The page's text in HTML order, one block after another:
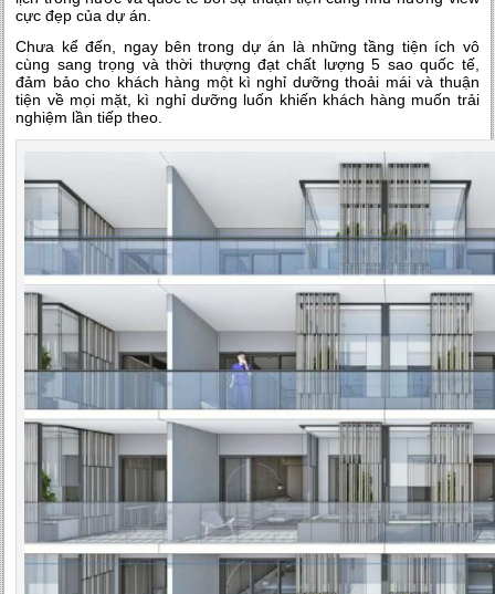
cực đẹp của dự án.
Chưa kể đến, ngay bên trong dự án là những tầng tiện ích vô
cùng sang trọng và thời thượng đạt chất lượng 5 sao quốc tế,
đảm bảo cho khách hàng một kì nghỉ dưỡng thoải mái và thuận
tiện về mọi mặt, kì nghỉ dưỡng luốn khiến khách hàng muốn trải
nghiệm lần tiếp theo.